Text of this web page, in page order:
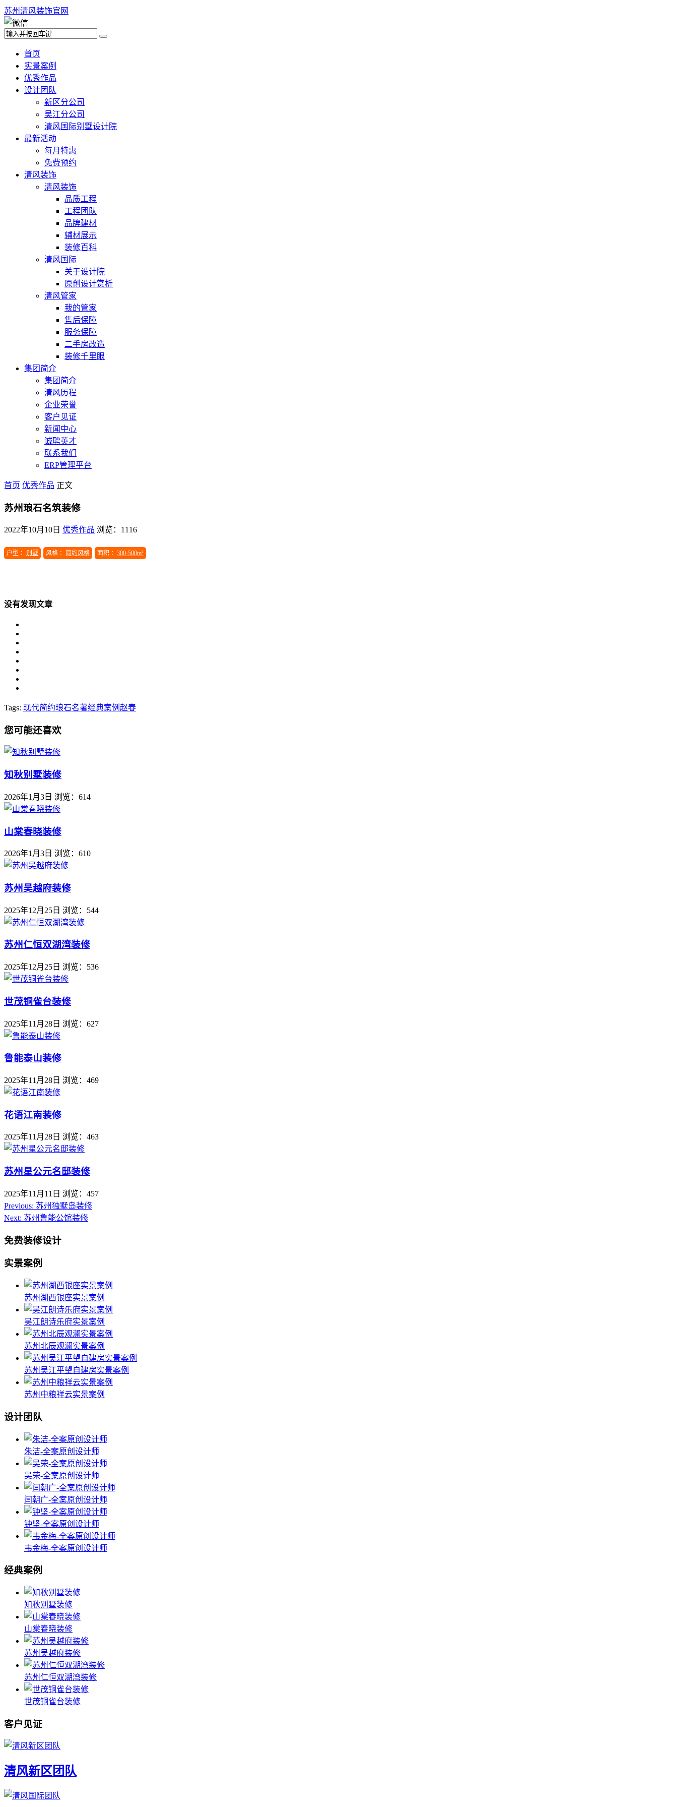
苏州清风装饰官网
首页
实景案例
优秀作品
设计团队
新区分公司
吴江分公司
清风国际别墅设计院
最新活动
每月特惠
免费预约
清风装饰
清风装饰
品质工程
工程团队
品牌建材
辅材展示
装修百科
清风国际
关于设计院
原创设计赏析
清风管家
我的管家
售后保障
服务保障
二手房改造
装修千里眼
集团简介
集团简介
清风历程
企业荣誉
客户见证
新闻中心
诚聘英才
联系我们
ERP管理平台
首页 优秀作品 正文
苏州琅石名筑装修
2022年10月10日 优秀作品 浏览：1116
户型 ： 别墅 风格 ： 简约风格 面积 ： 300-500m²
没有发现文章
Tags: 现代简约琅石名著经典案例 赵春
您可能还喜欢
知秋别墅装修
2026年1月3日 浏览：614
山棠春晓装修
2026年1月3日 浏览：610
苏州吴越府装修
2025年12月25日 浏览：544
苏州仁恒双湖湾装修
2025年12月25日 浏览：536
世茂铜雀台装修
2025年11月28日 浏览：627
鲁能泰山装修
2025年11月28日 浏览：469
花语江南装修
2025年11月28日 浏览：463
苏州星公元名邸装修
2025年11月11日 浏览：457
Previous: 苏州独墅岛装修
Next: 苏州鲁能公馆装修
免费装修设计
实景案例
苏州湖西银座实景案例
吴江朗诗乐府实景案例
苏州北辰观澜实景案例
苏州吴江平望自建房实景案例
苏州中粮祥云实景案例
设计团队
朱洁-全案原创设计师
吴荣-全案原创设计师
闫朝广-全案原创设计师
钟坚-全案原创设计师
韦金梅-全案原创设计师
经典案例
知秋别墅装修
山棠春晓装修
苏州吴越府装修
苏州仁恒双湖湾装修
世茂铜雀台装修
客户见证
清风新区团队